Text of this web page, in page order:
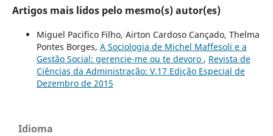
Artigos mais lidos pelo mesmo(s) autor(es)
Miguel Pacifico Filho, Airton Cardoso Cançado, Thelma
Pontes Borges, A Sociologia de Michel Maffesoli e a
Gestão Social: gerencie-me ou te devoro , Revista de
Ciências da Administração: V.17 Edição Especial de
Dezembro de 2015
Idioma